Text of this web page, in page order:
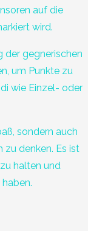
auf die
wird.
der gegnerischen
um Punkte zu
wie Einzel- oder
sondern auch
denken. Es ist
halten und